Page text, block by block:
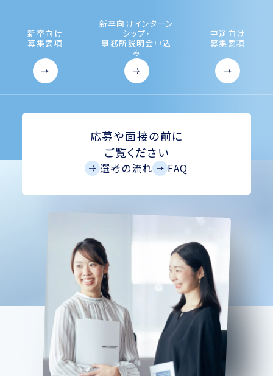
新卒向け
募集要項
新卒向けインターン
シップ・
事務所説明会申込
み
中途向け
募集要項
応募や面接の前に
ご覧ください
選考の流れ FAQ